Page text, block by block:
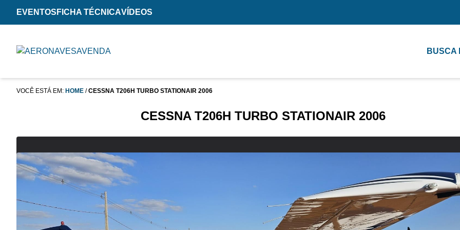
EVENTOS FICHA TÉCNICAVÍDEOS
BUSCA
VOCÊ ESTÁ EM: HOME /CESSNA T206H TURBO STATIONAIR 2006
CESSNA T206H TURBO STATIONAIR 2006